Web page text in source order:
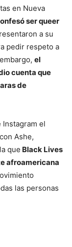
en Nueva
ser queer
a su
pedir respeto a
el
cuenta que
de
Instagram el
Ashe,
que Black Lives
afroamericana
las personas